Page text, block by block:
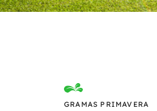
GRAMAS PRIMAVERA